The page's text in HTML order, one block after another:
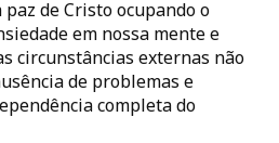
de Cristo ocupando o
em nossa mente e
circunstâncias externas não
de problemas e
completa do